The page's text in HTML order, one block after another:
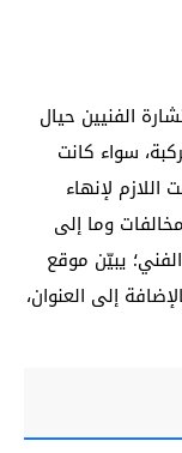
الفنيين حيال
سواء كانت
لإنهاء
وما إلى
يبيّن موقع
إلى العنوان،